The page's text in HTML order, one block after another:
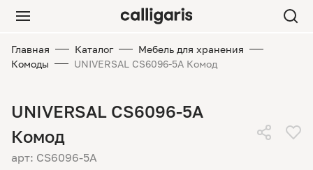
Главная Каталог
Мебель для хранения
Комоды
UNIVERSAL CS6096-5A Комод
UNIVERSAL CS6096-5A
Комод
арт: CS6096-5A